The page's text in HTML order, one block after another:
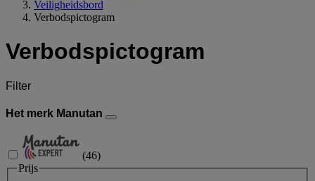
Veiligheidsbord
Verbodspictogram
Verbodspictogram
Filter
Het merk Manutan
(46)
Prijs